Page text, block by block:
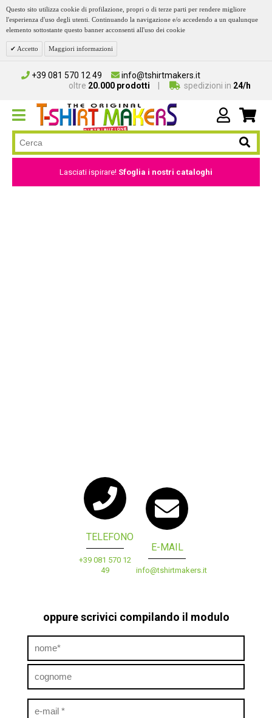
Questo sito utilizza cookie di profilazione, propri o di terze parti per rendere migliore
l'esperienza d'uso degli utenti. Continuando la navigazione e/o accedendo a un qualunque
elemento sottostante questo banner acconsenti all'uso dei cookie
Accetto Maggiori informazioni
+39 081 570 12 49
info@tshirtmakers.it
oltre 20.000 prodotti spedizioni in 24/h
Lasciati ispirare! Sfoglia i nostri cataloghi
TELEFONO
+39 081 570 12
49
E-MAIL
info@tshirtmakers.it
oppure scrivici compilando il modulo